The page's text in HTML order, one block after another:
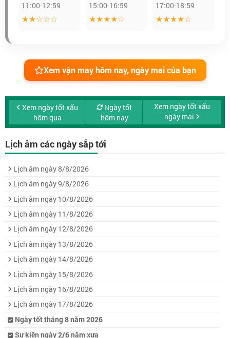
11:00-12:59
★★☆☆☆
15:00-16:59
★★★★☆
17:00-18:59
★★★★☆
Xem vận may hôm nay, ngày mai của bạn
Xem ngày tốt xấu
hôm qua
Ngày tốt
hôm nay
Xem ngày tốt xấu
ngày mai
Lịch âm các ngày sắp tới
Lịch âm ngày 8/8/2026
Lịch âm ngày 9/8/2026
Lịch âm ngày 10/8/2026
Lịch âm ngày 11/8/2026
Lịch âm ngày 12/8/2026
Lịch âm ngày 13/8/2026
Lịch âm ngày 14/8/2026
Lịch âm ngày 15/8/2026
Lịch âm ngày 16/8/2026
Lịch âm ngày 17/8/2026
Ngày tốt tháng 8 năm 2026
Sự kiện ngày 2/6 năm xưa